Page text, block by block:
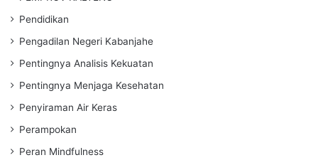
Pendidikan
Pengadilan Negeri Kabanjahe
Pentingnya Analisis Kekuatan
Pentingnya Menjaga Kesehatan
Penyiraman Air Keras
Perampokan
Peran Mindfulness